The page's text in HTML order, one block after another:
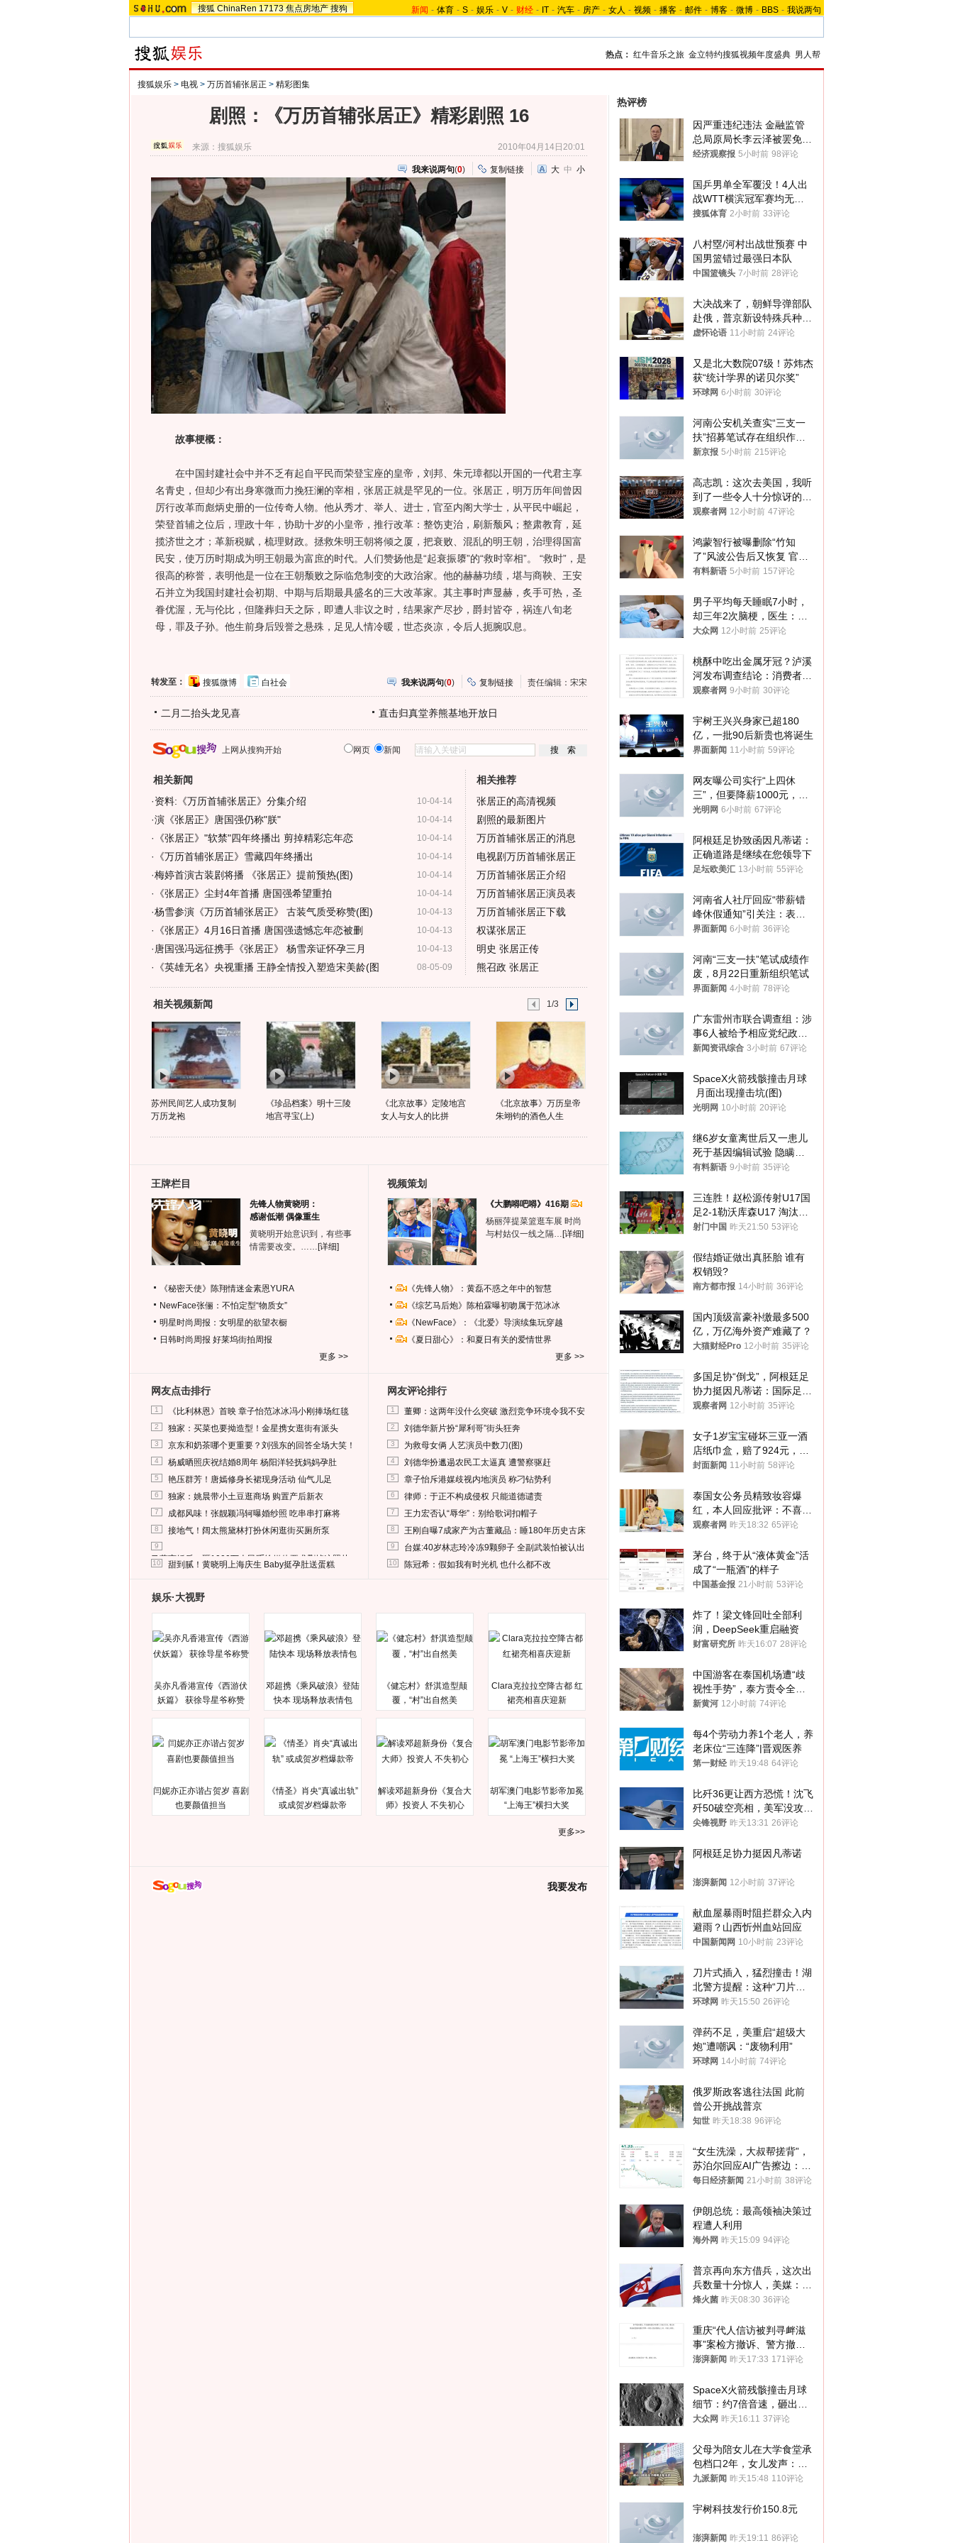
搜狐 ChinaRen 17173 焦点房地产 搜狗 新闻 - 体育 - S - 娱乐 - V - 财经 - IT - 汽车 - 房产 - 女人 - 视频 - 播客 - 邮件 - 博客 - 微博 - BBS - 我说两句
热点： 红牛音乐之旅 金立特约搜狐视频年度盛典 男人帮
搜狐娱乐 > 电视 > 万历首辅张居正 > 精彩图集
剧照：《万历首辅张居正》精彩剧照 16
来源：搜狐娱乐 2010年04月14日20:01
我来说两句(0) 复制链接 大 中 小
故事梗概：
在中国封建社会中并不乏有起自平民而荣登宝座的皇帝，刘邦、朱元璋都以开国的一代君主享
名青史，但却少有出身寒微而力挽狂澜的宰相，张居正就是罕见的一位。张居正，明万历年间曾因
厉行改革而彪炳史册的一位传奇人物。他从秀才、举人、进士，官至内阁大学士，从平民中崛起，
荣登首辅之位后，理政十年，协助十岁的小皇帝，推行改革：整饬吏治，刷新颓风；整肃教育，延
揽济世之才；革新税赋，梳理财政。拯救朱明王朝将倾之厦，把衰败、混乱的明王朝，治理得国富
民安，使万历时期成为明王朝最为富庶的时代。人们赞扬他是“起衰振隳”的“救时宰相”。 “救时”，是
很高的称誉，表明他是一位在王朝颓败之际临危制变的大政治家。他的赫赫功绩，堪与商鞅、王安
石并立为我国封建社会初期、中期与后期最具盛名的三大改革家。其主事时声显赫，炙手可热，圣
眷优渥，无与伦比，但隆葬归天之际，即遭人非议之时，结果家产尽抄，爵封皆夺，祸连八旬老
母，罪及子孙。他生前身后毁誉之悬殊，足见人情冷暖，世态炎凉，令后人扼腕叹息。
转发至： 搜狐微博 白社会 我来说两句(0) 复制链接 责任编辑：宋宋
二月二抬头龙见喜 直击归真堂养熊基地开放日
上网从搜狗开始 网页 新闻
相关新闻
10-04-14
·资料:《万历首辅张居正》分集介绍
10-04-14
·演《张居正》唐国强仍称"朕"
10-04-14
· 《张居正》"软禁"四年终播出 剪掉精彩忘年恋
10-04-14
· 《万历首辅张居正》雪藏四年终播出
10-04-14
·梅婷首演古装剧将播 《张居正》提前预热(图)
10-04-14
· 《张居正》尘封4年首播 唐国强希望重拍
10-04-13
·杨雪参演《万历首辅张居正》 古装气质受称赞(图)
10-04-13
· 《张居正》4月16日首播 唐国强遗憾忘年恋被删
10-04-13
· 唐国强冯远征携手《张居正》 杨雪亲证怀孕三月
08-05-09
· 《英雄无名》央视重播 王静全情投入塑造宋美龄(图
相关推荐
张居正的高清视频
剧照的最新图片
万历首辅张居正的消息
电视剧万历首辅张居正
万历首辅张居正介绍
万历首辅张居正演员表
万历首辅张居正下载
权谋张居正
明史 张居正传
熊召政 张居正
相关视频新闻 1/3
苏州民间艺人成功复制
万历龙袍
《珍品档案》明十三陵
地宫寻宝(上)
《北京故事》定陵地宫
女人与女人的比拼
《北京故事》万历皇帝
朱翊钧的酒色人生
王牌栏目
先锋人物黄晓明：
感谢低潮 偶像重生
黄晓明开始意识到，有些事
情需要改变。…… [详细]
《秘密天使》陈翔情迷金素恩YURA
NewFace张俪：不怕定型“物质女”
明星时尚周报：女明星的欲望衣橱
日韩时尚周报 好莱坞街拍周报
更多 >>
视频策划
《大鹏嘚吧嘚》416期
杨丽萍提菜篮逛车展 时尚
与村姑仅一线之隔… [详细]
《先锋人物》：黄磊不惑之年中的智慧
《综艺马后炮》陈柏霖曝初吻属于范冰冰
《NewFace》：《北爱》导演续集玩穿越
《夏日甜心》：和夏日有关的爱情世界
更多 >>
网友点击排行
1 《比利林恩》首映 章子怡范冰冰冯小刚捧场红毯
2 独家：买菜也要拗造型！金星携女逛街有派头
3 京东和奶茶哪个更重要？刘强东的回答全场大笑！
4 杨威晒照庆祝结婚8周年 杨阳洋轻抚妈妈孕肚
5 艳压群芳！唐嫣修身长裙现身活动 仙气儿足
6 独家：姚晨带小土豆逛商场 购置产后新衣
7 成都风味！张靓颖冯轲曝婚纱照 吃串串打麻将
8 接地气！阔太熊黛林打扮休闲逛街买厕所泵
9
马蓉离婚后，砸1000万人民币给媒体要求删掉这照片
10 甜到腻！黄晓明上海庆生 Baby挺孕肚送蛋糕
网友评论排行
1 董卿：这两年没什么突破 激烈竞争环境令我不安
2 刘德华新片扮“犀利哥”街头狂奔
3 为救母女俩 人艺演员中数刀(图)
4 刘德华扮邋遢农民工太逼真 遭警察驱赶
5 章子怡斥港媒歧视内地演员 称刁钻势利
6 律师：于正不构成侵权 只能道德谴责
7 王力宏否认“辱华”：别给歌词扣帽子
8 王刚自曝7成家产为古董藏品：睡180年历史古床
9 台媒:40岁林志玲冷冻9颗卵子 全副武装怕被认出
10 陈冠希：假如我有时光机 也什么都不改
娱乐·大视野
吴亦凡香港宣传《西游伏
妖篇》 获徐导星爷称赞
邓超携《乘风破浪》登陆
快本 现场释放表情包
《健忘村》舒淇造型颠
覆，“村”出自然美
Clara克拉拉空降古都 红
裙亮相喜庆迎新
闫妮亦正亦谐占贺岁 喜剧
也要颜值担当
《情圣》肖央“真诚出轨”
或成贺岁档爆款帝
解读邓超新身份《复合大
师》投资人 不失初心
胡军澳门电影节影帝加冕
“上海王”横扫大奖
更多>>
我要发布
热评榜
因严重违纪违法 金融监管
总局原局长李云泽被罢免全
国人大代表
经济观察报 5小时前 98评论
国乒男单全军覆没！4人出
战WTT横滨冠军赛均无缘
八强
搜狐体育 2小时前 33评论
八村塁/河村出战世预赛 中
国男篮错过最强日本队
中国篮镜头 7小时前 28评论
大决战来了，朝鲜导弹部队
赴俄，普京新设特殊兵种，
76岁老将扛旗
虚怀论语 11小时前 24评论
又是北大数院07级！苏炜杰
获“统计学界的诺贝尔奖”
环球网 6小时前 30评论
河南公安机关查实“三支一
扶”招募笔试存在组织作弊
犯罪行为
新京报 5小时前 215评论
高志凯：这次去美国，我听
到了一些令人十分惊讶的消
息
观察者网 12小时前 47评论
鸿蒙智行被曝删除“竹知
了”风波公告后又恢复 官媒
曾力挺：劝华为要大度的，
有料新语 5小时前 157评论
男子平均每天睡眠7小时，
却三年2次脑梗，医生：这
样睡觉更伤身
大众网 12小时前 25评论
桃酥中吃出金属牙冠？泸溪
河发布调查结论：消费者已
澄清，所发视频情况不属实
观察者网 9小时前 30评论
宇树王兴兴身家已超180
亿，一批90后新贵也将诞生
界面新闻 11小时前 59评论
网友曝公司实行“上四休
三”，但要降薪1000元，不
接受只能辞职
光明网 6小时前 67评论
阿根廷足协致函因凡蒂诺：
正确道路是继续在您领导下
足坛欧美汇 13小时前 55评论
河南省人社厅回应“带薪错
峰休假通知”引关注：表述
不够准确，待修改后印发
界面新闻 6小时前 36评论
河南“三支一扶”笔试成绩作
废，8月22日重新组织笔试
界面新闻 4小时前 78评论
广东雷州市联合调查组：涉
事6人被给予相应党纪政务
处分和组织处理
新闻资讯综合 3小时前 67评论
SpaceX火箭残骸撞击月球
月面出现撞击坑(图)
光明网 10小时前 20评论
继6岁女童离世后又一患儿
死于基因编辑试验 隐瞒一
年才对外披露
有料新语 9小时前 35评论
三连胜！赵松源传射U17国
足2-1勒沃库森U17 淘汰赛
将战河床
射门中国 昨天21:50 53评论
假结婚证做出真胚胎 谁有
权销毁?
南方都市报 14小时前 36评论
国内顶级富豪补缴最多500
亿，万亿海外资产难藏了？
大猫财经Pro 12小时前 35评论
多国足协“倒戈”，阿根廷足
协力挺因凡蒂诺：国际足联
今后应继续在其领导下前行
观察者网 12小时前 35评论
女子1岁宝宝碰坏三亚一酒
店纸巾盒，赔了924元，发
帖吐槽后酒店退还一半的
封面新闻 11小时前 58评论
泰国女公务员精致妆容爆
红，本人回应批评：不喜欢
就别看
观察者网 昨天18:32 65评论
茅台，终于从“液体黄金”活
成了“一瓶酒”的样子
中国基金报 21小时前 53评论
炸了！梁文锋回吐全部利
润，DeepSeek重启融资
财富研究所 昨天16:07 28评论
中国游客在泰国机场遭“歧
视性手势”，泰方责令全面
调查，对责任人采取最严厉
新黄河 12小时前 74评论
每4个劳动力养1个老人，养
老床位“三连降”|晋观医养
第一财经 昨天19:48 64评论
比歼36更让西方恐慌！沈飞
歼50破空亮相，美军没攻克
的技术被拿下
尖锋视野 昨天13:31 26评论
阿根廷足协力挺因凡蒂诺
澎湃新闻 12小时前 37评论
献血屋暴雨时阻拦群众入内
避雨？山西忻州血站回应
中国新闻网 10小时前 23评论
刀片式插入，猛烈撞击！湖
北警方提醒：这种“刀片超
车”，太危险了
环球网 昨天15:50 26评论
弹药不足，美重启“超级大
炮”遭嘲讽：“废物利用”
环球网 14小时前 74评论
俄罗斯政客逃往法国 此前
曾公开挑战普京
知世 昨天18:38 96评论
“女生洗澡，大叔帮搓背”，
苏泊尔回应AI广告擦边：视
频全下架，已强化内容管理
每日经济新闻 21小时前 38评论
伊朗总统：最高领袖决策过
程遭人利用
海外网 昨天15:09 94评论
普京再向东方借兵，这次出
兵数量十分惊人，美媒：俄
朝要动真格？
烽火菌 昨天08:30 36评论
重庆“代人信访被判寻衅滋
事”案检方撤诉、警方撤
案，两被告人获国赔
澎湃新闻 昨天17:33 171评论
SpaceX火箭残骸撞击月球
细节：约7倍音速，砸出直
径约30米撞击坑
大众网 昨天16:11 37评论
父母为陪女儿在大学食堂承
包档口2年，女儿发声：初
衷是为了陪伴，毕业后将不
九派新闻 昨天15:48 110评论
宇树科技发行价150.8元
澎湃新闻 昨天19:11 86评论